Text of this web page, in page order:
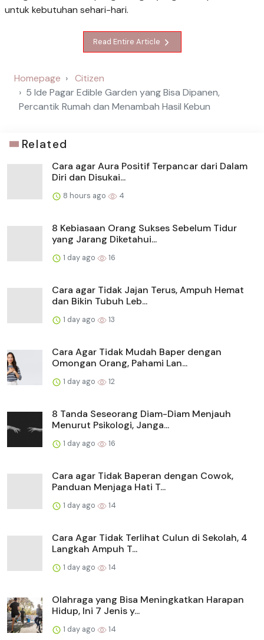
untuk kebutuhan sehari-hari.
Read Entire Article
Homepage
Citizen
5 Ide Pagar Edible Garden yang Bisa Dipanen,
Percantik Rumah dan Menambah Hasil Kebun
Related
Cara agar Aura Positif Terpancar dari Dalam
Diri dan Disukai...
8 hours ago 4
8 Kebiasaan Orang Sukses Sebelum Tidur
yang Jarang Diketahui...
1 day ago 16
Cara agar Tidak Jajan Terus, Ampuh Hemat
dan Bikin Tubuh Leb...
1 day ago 13
Cara Agar Tidak Mudah Baper dengan
Omongan Orang, Pahami Lan...
1 day ago 12
8 Tanda Seseorang Diam-Diam Menjauh
Menurut Psikologi, Janga...
1 day ago 16
Cara agar Tidak Baperan dengan Cowok,
Panduan Menjaga Hati T...
1 day ago 14
Cara Agar Tidak Terlihat Culun di Sekolah, 4
Langkah Ampuh T...
1 day ago 14
Olahraga yang Bisa Meningkatkan Harapan
Hidup, Ini 7 Jenis y...
1 day ago 14